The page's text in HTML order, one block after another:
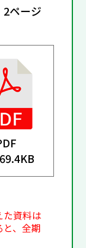
2ページ
69.4KB
た資料は
と、全期